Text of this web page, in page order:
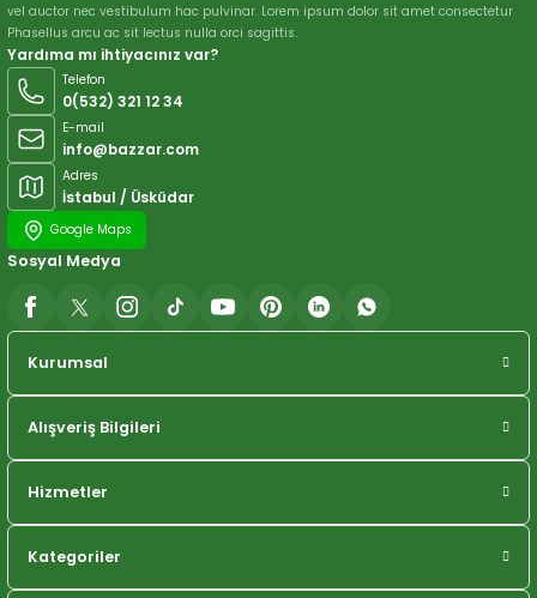
vel auctor nec vestibulum hac pulvinar. Lorem ipsum dolor sit amet consectetur
Phasellus arcu ac sit lectus nulla orci sagittis.
Yardıma mı ihtiyacınız var?
Telefon
0(532) 321 12 34
E-mail
info@bazzar.com
Adres
İstabul / Üsküdar
Google Maps
Kurumsal
Alışveriş Bilgileri
Hizmetler
Kategoriler
Sosyal Medya